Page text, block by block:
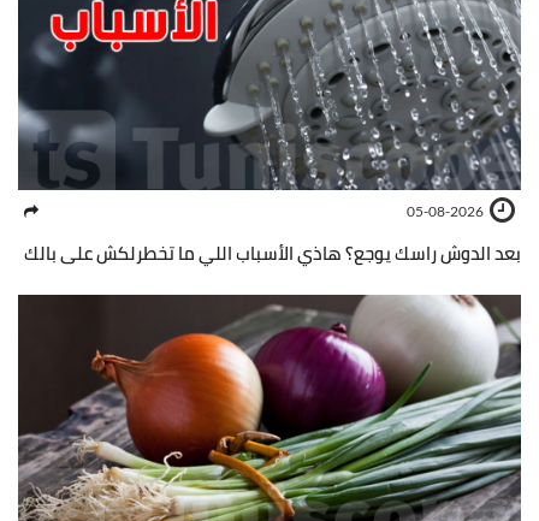
05-08-2026
بعد الدوش راسك يوجع؟ هاذي الأسباب اللي ما تخطرلكش على بالك